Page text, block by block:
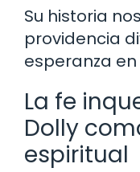
Su historia
providencia
esperanza
La fe
Dolly
espiritual